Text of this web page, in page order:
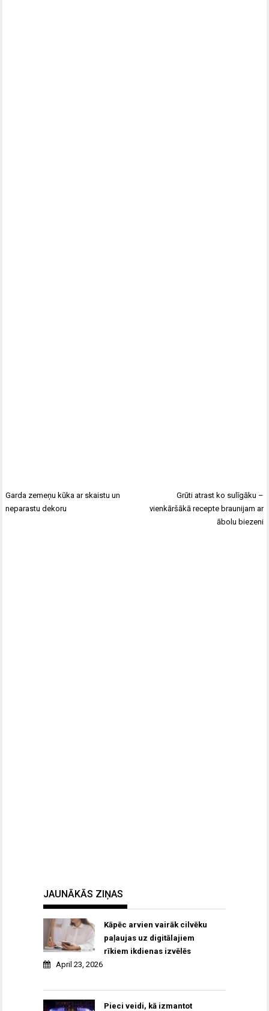
Garda zemeņu kūka ar skaistu un
neparastu dekoru
Grūti atrast ko sulīgāku –
vienkāršākā recepte braunijam ar
ābolu biezeni
JAUNĀKĀS ZIŅAS
Kāpēc arvien vairāk cilvēku
paļaujas uz digitālajiem
rīkiem ikdienas izvēlēs
April 23, 2026
Pieci veidi, kā izmantot